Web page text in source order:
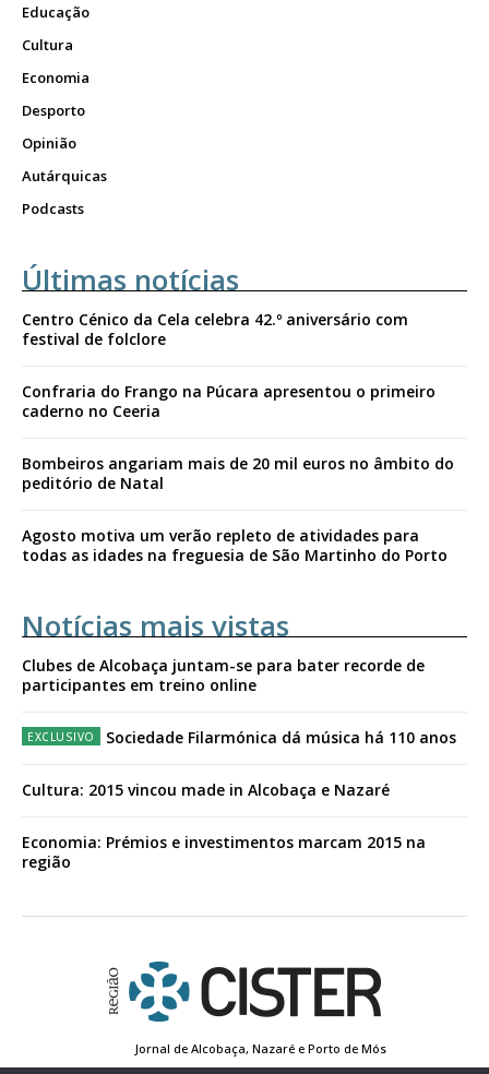
Educação
Cultura
Economia
Desporto
Opinião
Autárquicas
Podcasts
Últimas notícias
Centro Cénico da Cela celebra 42.º aniversário com
festival de folclore
Confraria do Frango na Púcara apresentou o primeiro
caderno no Ceeria
Bombeiros angariam mais de 20 mil euros no âmbito do
peditório de Natal
Agosto motiva um verão repleto de atividades para
todas as idades na freguesia de São Martinho do Porto
Notícias mais vistas
Clubes de Alcobaça juntam-se para bater recorde de
participantes em treino online
Sociedade Filarmónica dá música há 110 anos
Cultura: 2015 vincou made in Alcobaça e Nazaré
Economia: Prémios e investimentos marcam 2015 na
região
Jornal de Alcobaça, Nazaré e Porto de Mós